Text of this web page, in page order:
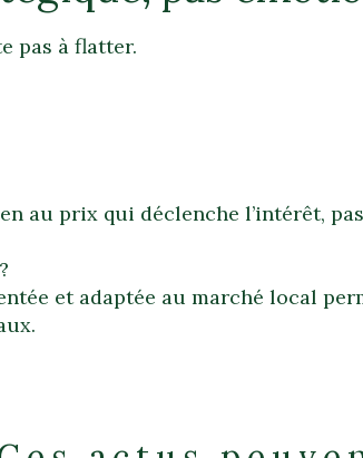
pas à flatter.
au prix qui déclenche l’intérêt,
et adaptée au marché local